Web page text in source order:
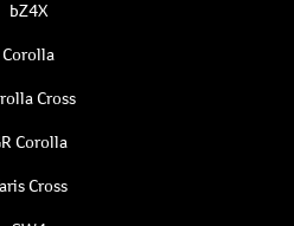
bZ4X
Corolla
Cross
Corolla
Cross